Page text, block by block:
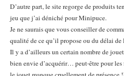
D’autre part, le site regorge de produits
jeu que j’ai déniché pour Minipuce.
Je ne saurais que vous conseiller de
qualité de ce qu’il propose ou du délai
Il y a d’ailleurs un certain nombre de
bien envie d’acquérir… peut-être pour